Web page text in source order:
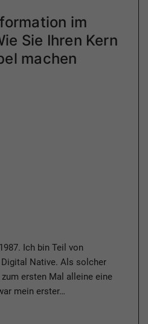
im
Sie Ihren Kern
machen
Ich bin Teil von
Digital Native. Als solcher
ersten Mal alleine eine
mein erster…